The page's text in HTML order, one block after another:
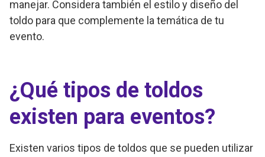
manejar. Considera también el estilo y diseño del
toldo para que complemente la temática de tu
evento.
¿Qué tipos de toldos
existen para eventos?
Existen varios tipos de toldos que se pueden utilizar